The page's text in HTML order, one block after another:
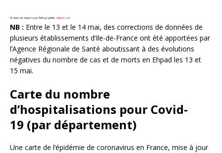
Si vous ne voyez pas l’infographie, cliquez ici
NB : Entre le 13 et le 14 mai, des corrections de données de
plusieurs établissements d’Ile-de-France ont été apportées par
l’Agence Régionale de Santé aboutissant à des évolutions
négatives du nombre de cas et de morts en Ehpad les 13 et
15 mai.
Carte du nombre
d’hospitalisations pour Covid-
19 (par département)
Une carte de l’épidémie de coronavirus en France, mise à jour